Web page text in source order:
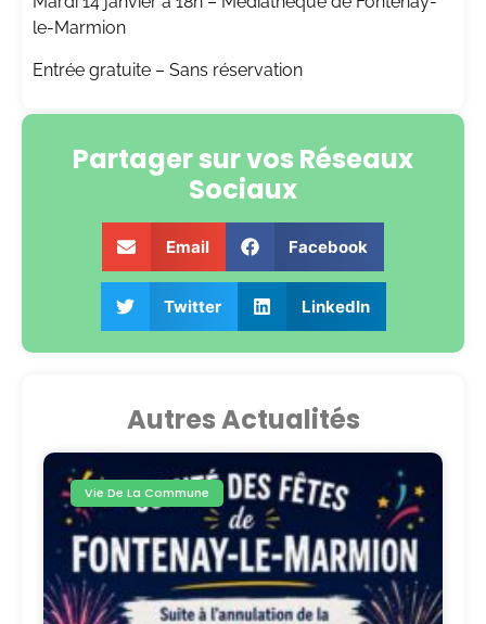
le-Marmion
Entrée gratuite – Sans réservation
Partager sur vos Réseaux
Sociaux
Email Facebook
Twitter LinkedIn
Autres Actualités
Vie De La Commune